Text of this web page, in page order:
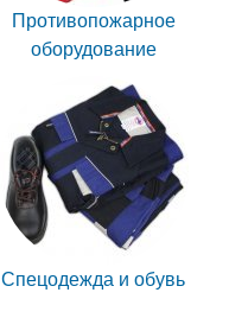
Противопожарное
оборудование
Спецодежда и обувь